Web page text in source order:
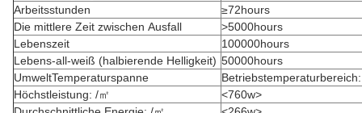
Arbeitsstunden
≥72hours
Die mittlere Zeit zwischen Ausfall
>5000hours
Lebenszeit
100000hours
Lebens-all-weiß (halbierende Helligkeit) 50000hours
UmweltTemperaturspanne
Höchstleistung: /㎡
<760w>